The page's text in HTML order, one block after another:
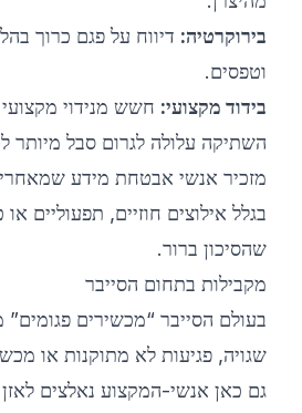
בירוקרטיה: דיווח על פגם כרוך
וטפסים.
בידוד מקצועי: חשש מנידוי מקצועי
השתיקה עלולה לגרום סבל מיותר
מזכיר אנשי אבטחת מידע
בגלל אילוצים חוזיים, תפעוליים
שהסיכון ברור.
מקבילות בתחום הסייבר
בעולם הסייבר “מכשירים
גם כאן אנשי-המקצוע נאלצים